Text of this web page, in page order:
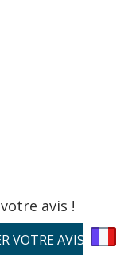
avis !
VOTRE AVIS